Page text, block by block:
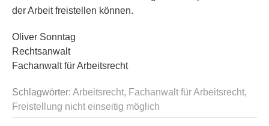
der Arbeit freistellen können.
Oliver Sonntag
Rechtsanwalt
Fachanwalt für Arbeitsrecht
Schlagwörter: Arbeitsrecht, Fachanwalt für Arbeitsrecht,
Freistellung nicht einseitig möglich